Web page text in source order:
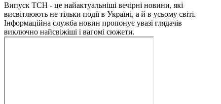
Випуск ТСН - це найактуальніші вечірні новини, які
висвітлюють не тільки події в Україні, а й в усьому світі.
Інформаційна служба новин пропонує увазі глядачів
виключно найсвіжіші і вагомі сюжети.